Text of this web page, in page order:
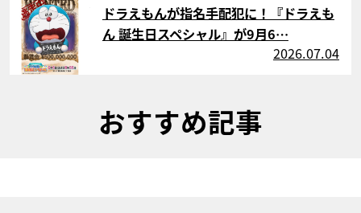
ドラえもんが指名手配犯に！『ドラえも
ん 誕生日スペシャル』が9月6…
2026.07.04
おすすめ記事